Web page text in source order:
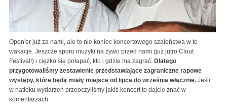
Open'er już za nami, ale to nie koniec koncertowego szaleństwa w te
wakacje. Jeszcze sporo muzyki na żywo przed nami (już jutro Clout
Festival!) i ciężko się połapać, kto i gdzie ma zagrać. Dlatego
przygotowaliśmy zestawienie przedstawiające zagraniczne rapowe
występy, które będą miały miejsce od lipca do września włącznie. Jeśli
w natłoku wydarzeń przeoczyliśmy jakiś koncert to dajcie znać w
komentarzach.